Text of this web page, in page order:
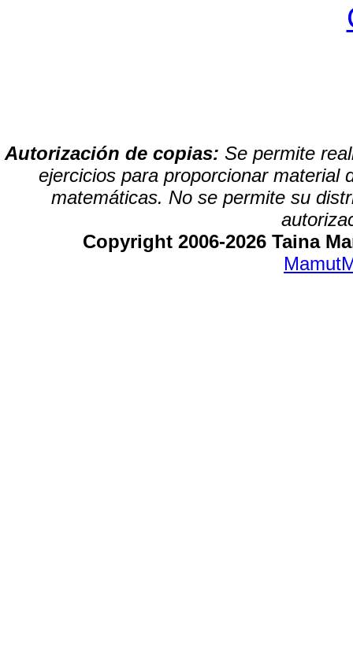
Autorización de copias: Se permite
ejercicios para proporcionar material
matemáticas. No se permite su
Copyright 2006-2026 Taina